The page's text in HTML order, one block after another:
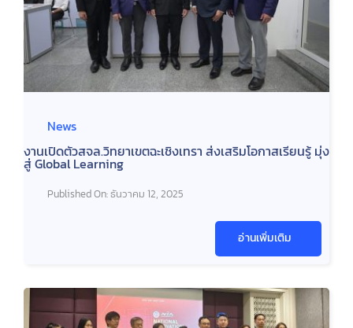
News
งานเปิดตัวสจล.วิทยาเขตฉะเชิงเทรา ส่งเสริมโอกาสเรียนรู้ มุ่ง
สู่ Global Learning
Published On: ธันวาคม 12, 2025
อ่านเพิ่มเติม